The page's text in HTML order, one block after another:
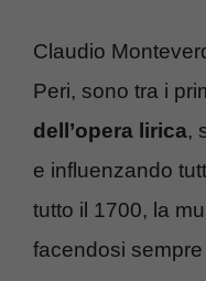
Claudio
Peri, sono tra i
dell’opera lirica,
e influenzando
tutto il 1700, la
facendosi